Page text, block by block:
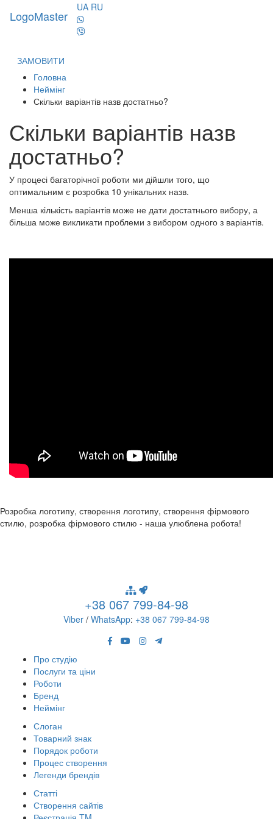
LogoMaster
UA RU
ЗАМОВИТИ
Головна
Неймінг
Скільки варіантів назв достатньо?
Скільки варіантів назв
достатньо?
У процесі багаторічної роботи ми дійшли того, що
оптимальним є розробка 10 унікальних назв.
Менша кількість варіантів може не дати достатнього вибору, а
більша може викликати проблеми з вибором одного з варіантів.
Розробка логотипу, створення логотипу, створення фірмового
стилю, розробка фірмового стилю - наша улюблена робота!
+38 067 799-84-98
Viber / WhatsApp: +38 067 799-84-98
Про студію
Послуги та ціни
Роботи
Бренд
Неймінг
Слоган
Товарний знак
Порядок роботи
Процес створення
Легенди брендів
Статті
Створення сайтів